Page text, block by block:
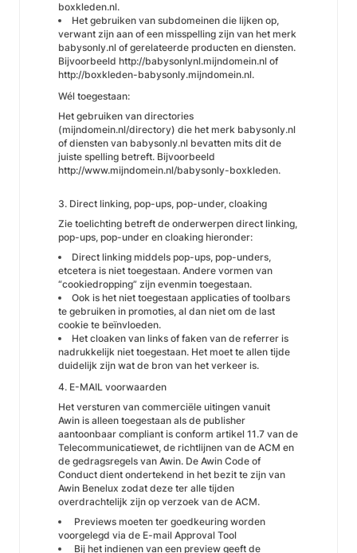
boxkleden.nl.
Het gebruiken van subdomeinen die lijken op,
verwant zijn aan of een misspelling zijn van het merk
babysonly.nl of gerelateerde producten en diensten.
Bijvoorbeeld http://babysonlynl.mijndomein.nl of
http://boxkleden-babysonly.mijndomein.nl.
Wél toegestaan:
Het gebruiken van directories
(mijndomein.nl/directory) die het merk babysonly.nl
of diensten van babysonly.nl bevatten mits dit de
juiste spelling betreft. Bijvoorbeeld
http://www.mijndomein.nl/babysonly-boxkleden.
3. Direct linking, pop-ups, pop-under, cloaking
Zie toelichting betreft de onderwerpen direct linking,
pop-ups, pop-under en cloaking hieronder:
Direct linking middels pop-ups, pop-unders,
etcetera is niet toegestaan. Andere vormen van
“cookiedropping” zijn evenmin toegestaan.
Ook is het niet toegestaan applicaties of toolbars
te gebruiken in promoties, al dan niet om de last
cookie te beïnvloeden.
Het cloaken van links of faken van de referrer is
nadrukkelijk niet toegestaan. Het moet te allen tijde
duidelijk zijn wat de bron van het verkeer is.
4. E-MAIL voorwaarden
Het versturen van commerciële uitingen vanuit
Awin is alleen toegestaan als de publisher
aantoonbaar compliant is conform artikel 11.7 van de
Telecommunicatiewet, de richtlijnen van de ACM en
de gedragsregels van Awin. De Awin Code of
Conduct dient ondertekend in het bezit te zijn van
Awin Benelux zodat deze ter alle tijden
overdrachtelijk zijn op verzoek van de ACM.
Previews moeten ter goedkeuring worden
voorgelegd via de E-mail Approval Tool
Bij het indienen van een preview geeft de